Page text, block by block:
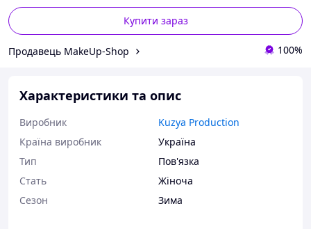
Купити зараз
Продавець MakeUp-Shop 100%
Характеристики та опис
Виробник
Kuzya Production
Країна виробник
Україна
Тип
Пов'язка
Стать
Жіноча
Сезон
Зима